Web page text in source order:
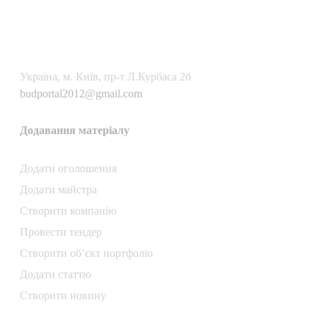
Українa, м. Київ, пр-т Л.Курбаса 2б
budportal2012@gmail.com
Додавання матеріалу
Додати oголошення
Додати майстра
Створити компанiю
Провести тендер
Створити об’єкт портфоліо
Додати статтю
Створити новину